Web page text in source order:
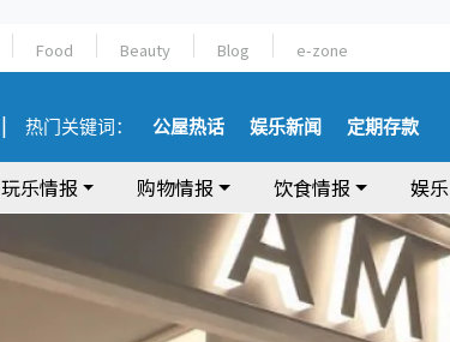
Food Beauty Blog e-zone
热门关键词： 公屋热话 娱乐新闻 定期存款
玩乐情报 购物情报 饮食情报 娱乐